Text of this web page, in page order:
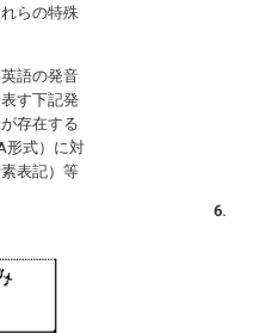
らの特殊
語の発音
す下記発
存在する
形式）に対
表記）等